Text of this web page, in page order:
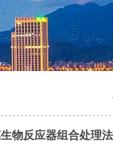
物反应器组合处理法